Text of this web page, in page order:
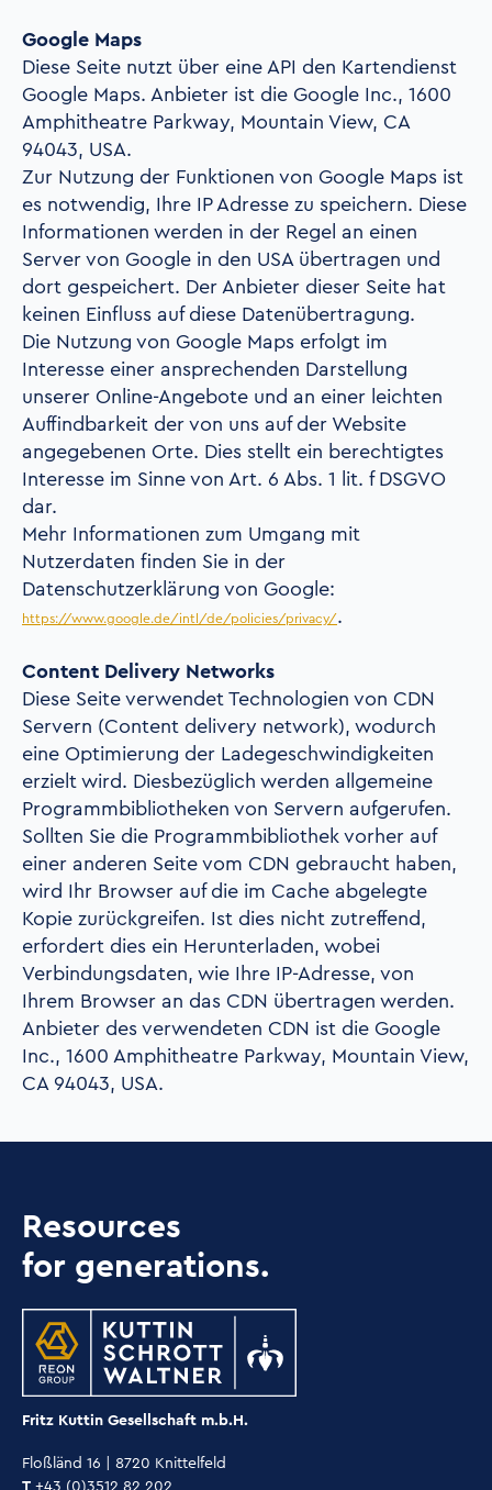
Google Maps
Diese Seite nutzt über eine API den Kartendienst
Google Maps. Anbieter ist die Google Inc., 1600
Amphitheatre Parkway, Mountain View, CA
94043, USA.
Zur Nutzung der Funktionen von Google Maps ist
es notwendig, Ihre IP Adresse zu speichern. Diese
Informationen werden in der Regel an einen
Server von Google in den USA übertragen und
dort gespeichert. Der Anbieter dieser Seite hat
keinen Einfluss auf diese Datenübertragung.
Die Nutzung von Google Maps erfolgt im
Interesse einer ansprechenden Darstellung
unserer Online-Angebote und an einer leichten
Auffindbarkeit der von uns auf der Website
angegebenen Orte. Dies stellt ein berechtigtes
Interesse im Sinne von Art. 6 Abs. 1 lit. f DSGVO
dar.
Mehr Informationen zum Umgang mit
Nutzerdaten finden Sie in der
Datenschutzerklärung von Google:
https://www.google.de/intl/de/policies/privacy/.
Content Delivery Networks
Diese Seite verwendet Technologien von CDN
Servern (Content delivery network), wodurch
eine Optimierung der Ladegeschwindigkeiten
erzielt wird. Diesbezüglich werden allgemeine
Programmbibliotheken von Servern aufgerufen.
Sollten Sie die Programmbibliothek vorher auf
einer anderen Seite vom CDN gebraucht haben,
wird Ihr Browser auf die im Cache abgelegte
Kopie zurückgreifen. Ist dies nicht zutreffend,
erfordert dies ein Herunterladen, wobei
Verbindungsdaten, wie Ihre IP-Adresse, von
Ihrem Browser an das CDN übertragen werden.
Anbieter des verwendeten CDN ist die Google
Inc., 1600 Amphitheatre Parkway, Mountain View,
CA 94043, USA.
Resources
for generations.
Fritz Kuttin Gesellschaft m.b.H.
Floßländ 16 | 8720 Knittelfeld
T +43 (0)3512 82 202